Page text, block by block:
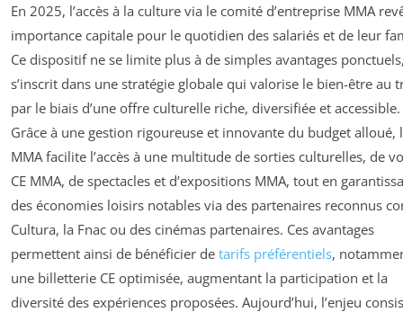
En 2025, l’accès à la culture via le comité d’entreprise MMA
importance capitale pour le quotidien des salariés et de leur
Ce dispositif ne se limite plus à de simples avantages
s’inscrit dans une stratégie globale qui valorise le bien-être au
par le biais d’une offre culturelle riche, diversifiée et accessible.
Grâce à une gestion rigoureuse et innovante du budget alloué,
MMA facilite l’accès à une multitude de sorties culturelles, de
CE MMA, de spectacles et d’expositions MMA, tout en
des économies loisirs notables via des partenaires reconnus
Cultura, la Fnac ou des cinémas partenaires. Ces avantages
permettent ainsi de bénéficier de tarifs préférentiels,
une billetterie CE optimisée, augmentant la participation et la
diversité des expériences proposées. Aujourd’hui, l’enjeu